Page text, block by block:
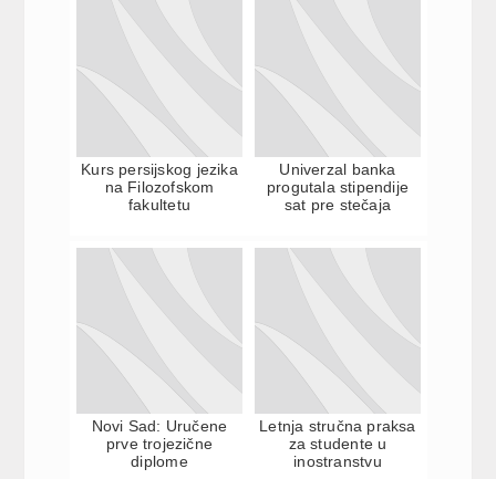
Kurs persijskog jezika
na Filozofskom
fakultetu
Univerzal banka
progutala stipendije
sat pre stečaja
Novi Sad: Uručene
prve trojezične
diplome
Letnja stručna praksa
za studente u
inostranstvu